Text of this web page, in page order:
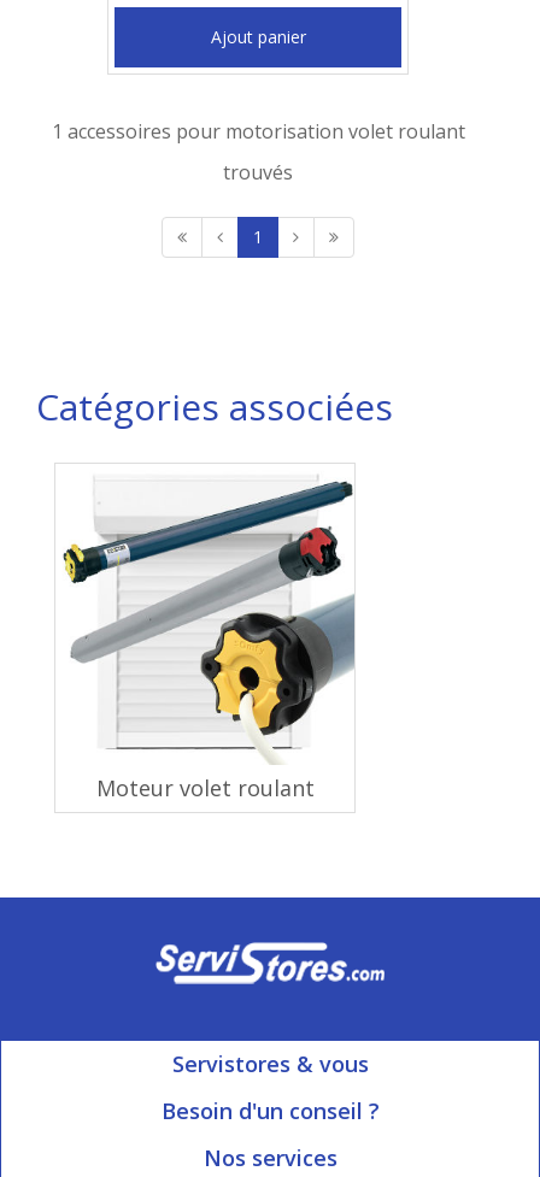
Ajout panier
1 accessoires pour motorisation volet roulant
trouvés
1
Catégories associées
Moteur volet roulant
Servistores & vous
Mon compte
Besoin d'un conseil ?
Ouvert du Lundi au Vendredi
Nos services